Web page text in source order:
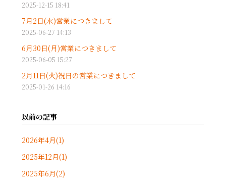
2025-12-15 18:41
7月2日(水)営業につきまして
2025-06-27 14:13
6月30日(月)営業につきまして
2025-06-05 15:27
2月11日(火)祝日の営業につきまして
2025-01-26 14:16
以前の記事
2026年4月(1)
2025年12月(1)
2025年6月(2)